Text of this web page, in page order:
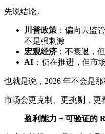
先说结论。
川普政策 ：偏向去监
不是强刺激
宏观经济：不衰退，
AI ：仍在推进，但市
也就是说，2026 年不会是
市场会更克制、更挑剔，更
盈利能力 + 可验证的